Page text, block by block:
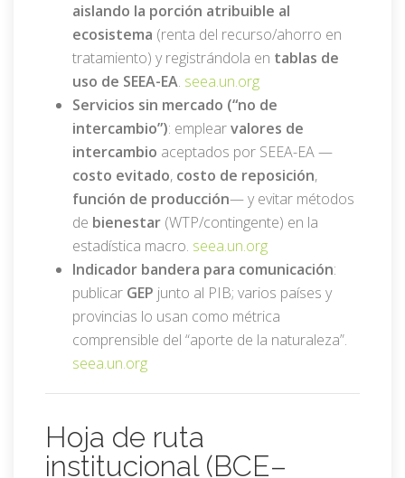
aislando la porción atribuible al
ecosistema (renta del recurso/ahorro en
tratamiento) y registrándola en tablas de
uso de SEEA-EA. seea.un.org
Servicios sin mercado (“no de
intercambio”): emplearvalores de
intercambio aceptados por SEEA-EA —
costo evitado, costo de reposición,
función de producción— y evitar métodos
de bienestar (WTP/contingente) en la
estadística macro. seea.un.org
Indicador bandera para comunicación:
publicar GEP junto al PIB; varios países y
provincias lo usan como métrica
comprensible del “aporte de la naturaleza”.
seea.un.org
Hoja de ruta
institucional (BCE–